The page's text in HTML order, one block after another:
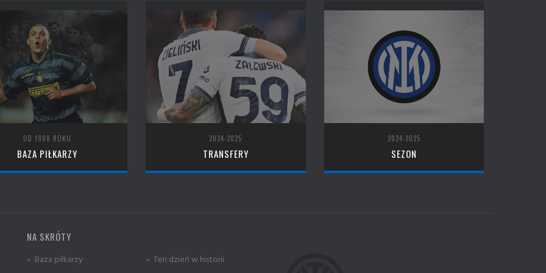
OD 1908 ROKU
BAZA PIŁKARZY
2024-2025
TRANSFERY
2024-2025
SEZON
NA SKRÓTY
» Baza piłkarzy
» Ten dzień w historii